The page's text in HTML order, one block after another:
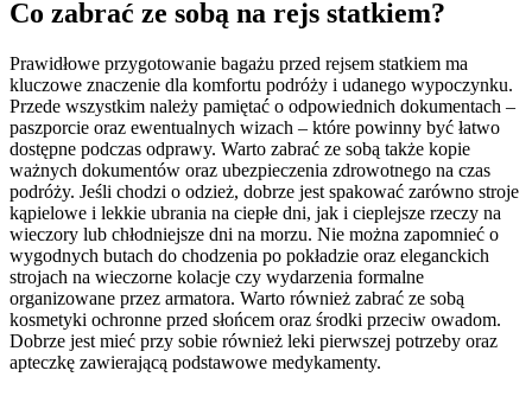
Co zabrać ze sobą na rejs statkiem?
Prawidłowe przygotowanie bagażu przed rejsem statkiem ma
kluczowe znaczenie dla komfortu podróży i udanego wypoczynku.
Przede wszystkim należy pamiętać o odpowiednich dokumentach –
paszporcie oraz ewentualnych wizach – które powinny być łatwo
dostępne podczas odprawy. Warto zabrać ze sobą także kopie
ważnych dokumentów oraz ubezpieczenia zdrowotnego na czas
podróży. Jeśli chodzi o odzież, dobrze jest spakować zarówno stroje
kąpielowe i lekkie ubrania na ciepłe dni, jak i cieplejsze rzeczy na
wieczory lub chłodniejsze dni na morzu. Nie można zapomnieć o
wygodnych butach do chodzenia po pokładzie oraz eleganckich
strojach na wieczorne kolacje czy wydarzenia formalne
organizowane przez armatora. Warto również zabrać ze sobą
kosmetyki ochronne przed słońcem oraz środki przeciw owadom.
Dobrze jest mieć przy sobie również leki pierwszej potrzeby oraz
apteczkę zawierającą podstawowe medykamenty.